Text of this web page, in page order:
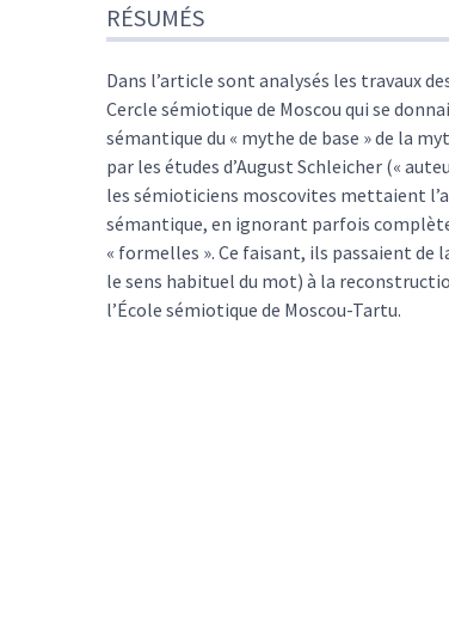
Index
Texte
Citer cet article
Auteur
RÉSUMÉS
Dans l’article sont analysés les travaux
Cercle sémiotique de Moscou qui se
sémantique du « mythe de base » de la
par les études d’August Schleicher («
les sémioticiens moscovites mettaient
sémantique, en ignorant parfois
« formelles ». Ce faisant, ils passaient
le sens habituel du mot) à la
l’École sémiotique de Moscou-Tartu.